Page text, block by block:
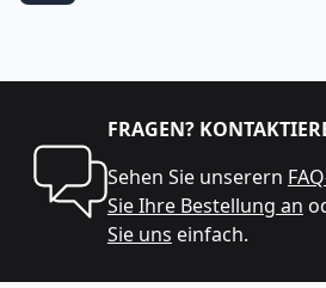
FRAGEN?
Sehen Sie unserern
Sie Ihre Bestellung an
Sie uns einfach.